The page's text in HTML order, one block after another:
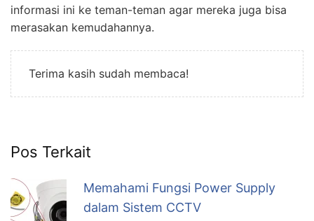
informasi ini ke teman-teman agar mereka juga bisa
merasakan kemudahannya.
Terima kasih sudah membaca!
Pos Terkait
Memahami Fungsi Power Supply
dalam Sistem CCTV